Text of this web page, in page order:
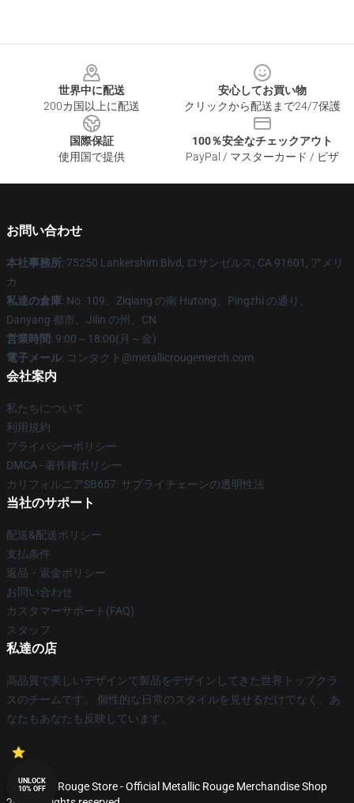
世界中に配送
200カ国以上に配送
安心してお買い物
クリックから配送まで24/7保護
国際保証
使用国で提供
100％安全なチェックアウト
PayPal / マスターカード / ビザ
お問い合わせ
本社事務所: 75250 Lankershim Blvd, ロサンゼルス, CA 91601, アメリ
カ
私達の倉庫: No. 109、Ziqiang の南 Hutong、Pingzhi の通り、
Danyang 都市、Jilin の州、CN
営業時間: 9:00～18:00(月～金)
電子メール: コンタクト@metallicrougemerch.com
会社案内
私たちについて
利用規約
プライバシーポリシー
DMCA - 著作権ポリシー
カリフォルニアSB657: サプライチェーンの透明性法
当社のサポート
配送&配送ポリシー
支払条件
返品・返金ポリシー
お問い合わせ
カスタマーサポート(FAQ)
スタッフ
私達の店
高品質で美しいデザインで製品をデザインしてきた世界トップクラ
スのチームです。 個性的な日常のスタイルを見せるだけでなく、あ
なたもあなたも反映しています。
© Metallic Rouge Store - Official Metallic Rouge Merchandise Shop
UNLOCK
10% OFF